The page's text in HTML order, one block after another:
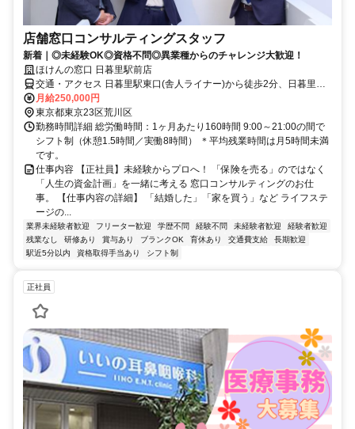
店舗窓口コンサルティングスタッフ
新着｜◎未経験OK◎資格不問◎異業種からのチャレンジ大歓迎！
ほけんの窓口 日暮里駅前店
交通・アクセス 日暮里駅東口(舎人ライナー)から徒歩2分、日暮里駅
前バス停から徒歩1分
月給250,000円
東京都東京23区荒川区
勤務時間詳細 総労働時間：1ヶ月あたり160時間 9:00～21:00の間で
シフト制（休憩1.5時間／実働8時間） ＊平均残業時間は月5時間未満
です。
仕事内容 【正社員】未経験からプロへ！ 「保険を売る」のではなく
「人生の資金計画」を一緒に考える 窓口コンサルティングのお仕
事。 【仕事内容の詳細】 「結婚した」「家を買う」など ライフステ
ージの...
業界未経験者歓迎 フリーター歓迎 学歴不問 経験不問 未経験者歓迎
経験者歓迎
残業なし
研修あり 賞与あり ブランクOK 育休あり 交通費支給
長期歓迎
駅近5分以内
資格取得手当あり シフト制
正社員